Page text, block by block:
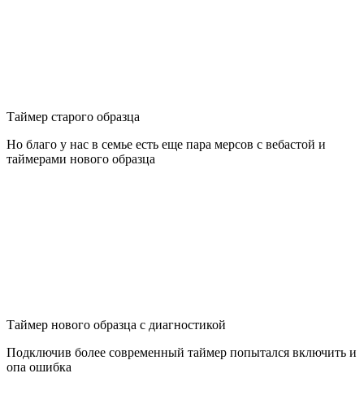
Таймер старого образца
Но благо у нас в семье есть еще пара мерсов с вебастой и
таймерами нового образца
Таймер нового образца с диагностикой
Подключив более современный таймер попытался включить и
опа ошибка